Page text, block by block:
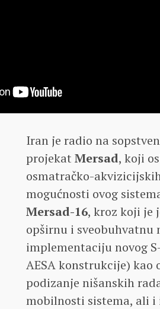
Iran je radio na
projekat Mersad, koji
osmatračko-
mogućnosti ovog
Mersad-16, kroz koji je
opširnu i
implementaciju novog
AESA konstrukcije)
podizanje nišanskih
mobilnosti sistema, ali